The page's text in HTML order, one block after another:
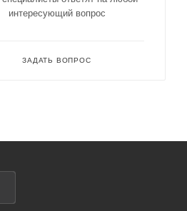
интересующий вопрос
ЗАДАТЬ ВОПРОС